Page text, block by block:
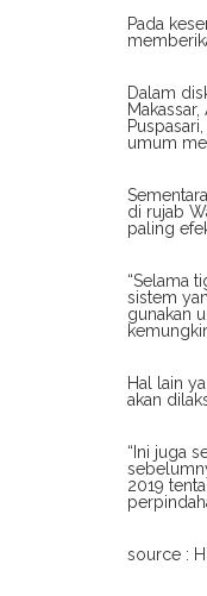
Pada
Dalam
umum
di rujab
paling
“Selama
sistem
gunakan
Hal lain
akan
“Ini juga
2019
source :